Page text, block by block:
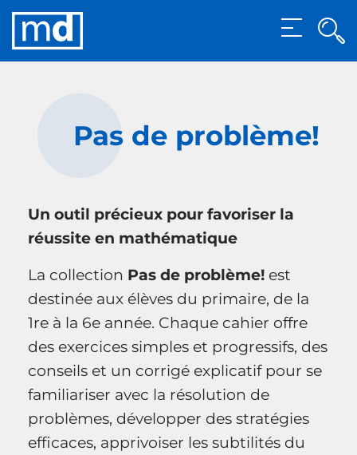
MENU
Pas de problème!
Un outil précieux pour favoriser la
réussite en mathématique
La collection Pas de problème! est
destinée aux élèves du primaire, de la
1re à la 6e année. Chaque cahier offre
des exercices simples et progressifs, des
conseils et un corrigé explicatif pour se
familiariser avec la résolution de
problèmes, développer des stratégies
efficaces, apprivoiser les subtilités du